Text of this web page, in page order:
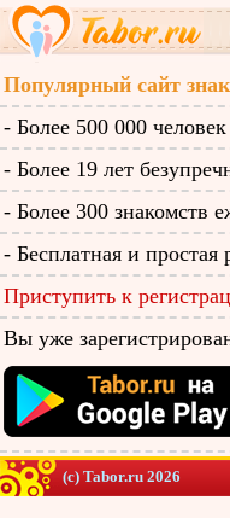
Популярный сайт
- Более 500 000
- Более 19 лет
- Более 300 знакомств
- Бесплатная и простая
Приступить к
Вы уже
(c) Tabor.ru 2026